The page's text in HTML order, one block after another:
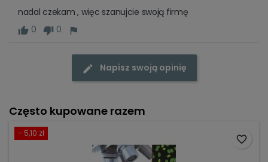
nadal czekam , więc szanujcie swoją firmę
0
0
Napisz swoją opinię
Często kupowane razem
- 5,10 zł
favorite_border